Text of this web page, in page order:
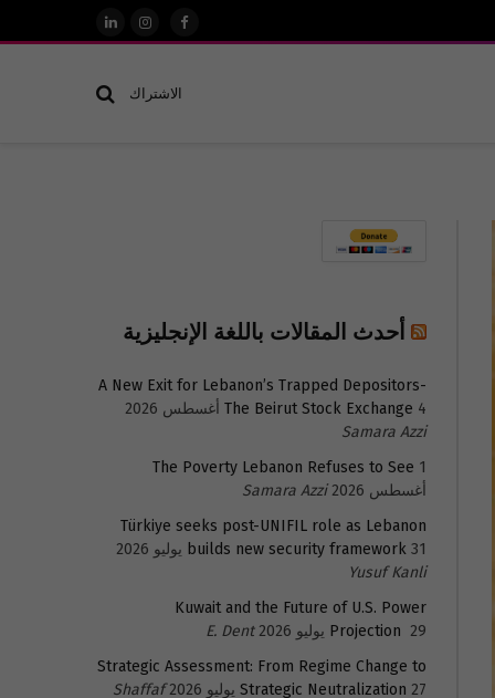
فيسبوكالانستغرام
لينكدإن
الاشتراك
أحدث المقالات باللغة الإنجليزية
A New Exit for Lebanon’s Trapped Depositors-
The Beirut Stock Exchange 4 أغسطس 2026
Samara Azzi
The Poverty Lebanon Refuses to See 1
أغسطس 2026
Samara Azzi
Türkiye seeks post-UNIFIL role as Lebanon
builds new security framework 31 يوليو 2026
Yusuf Kanli
Kuwait and the Future of U.S. Power
Projection 29 يوليو 2026
E. Dent
Strategic Assessment: From Regime Change to
Strategic Neutralization 27 يوليو 2026
Shaffaf